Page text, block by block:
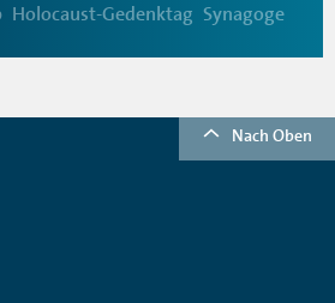
Holocaust-Gedenktag Synagoge
Nach Oben